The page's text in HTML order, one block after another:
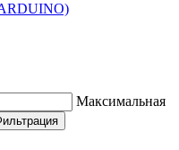
Максимальная